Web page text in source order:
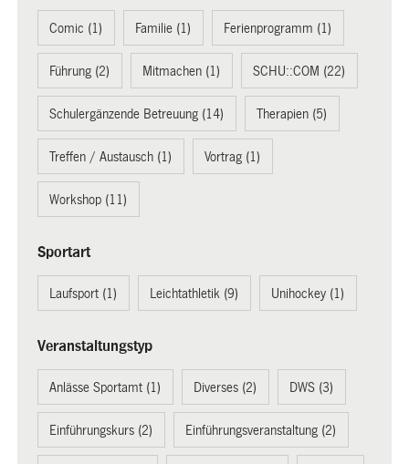
Comic (1) Familie (1) Ferienprogramm (1)
Führung (2) Mitmachen (1) SCHU::COM (22)
Schulergänzende Betreuung (14) Therapien (5)
Treffen / Austausch (1) Vortrag (1)
Workshop (11)
Sportart
Laufsport (1) Leichtathletik (9) Unihockey (1)
Veranstaltungstyp
Anlässe Sportamt (1) Diverses (2) DWS (3)
Einführungskurs (2) Einführungsveranstaltung (2)